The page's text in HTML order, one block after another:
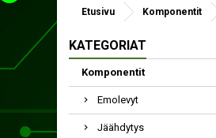
Etusivu Komponentit
KATEGORIAT
Komponentit
Emolevyt
Jäähdytys